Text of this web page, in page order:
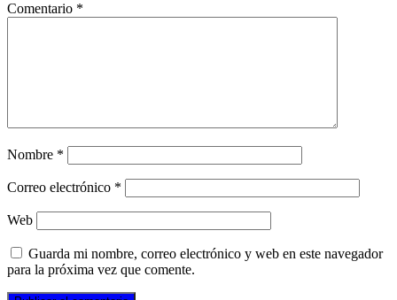
Comentario *
Nombre *
Correo electrónico *
Web
Guarda mi nombre, correo electrónico y web en este navegador
para la próxima vez que comente.